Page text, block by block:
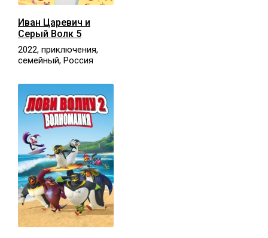
Иван Царевич и
Серый Волк 5
2022, приключения,
семейный, Россия